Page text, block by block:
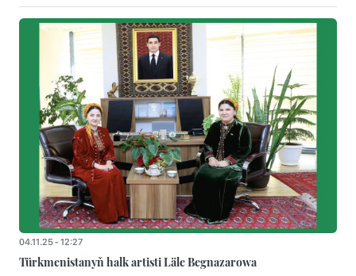
04.11.25 - 12:27
Türkmenistanyň halk artisti Läle Begnazarowa